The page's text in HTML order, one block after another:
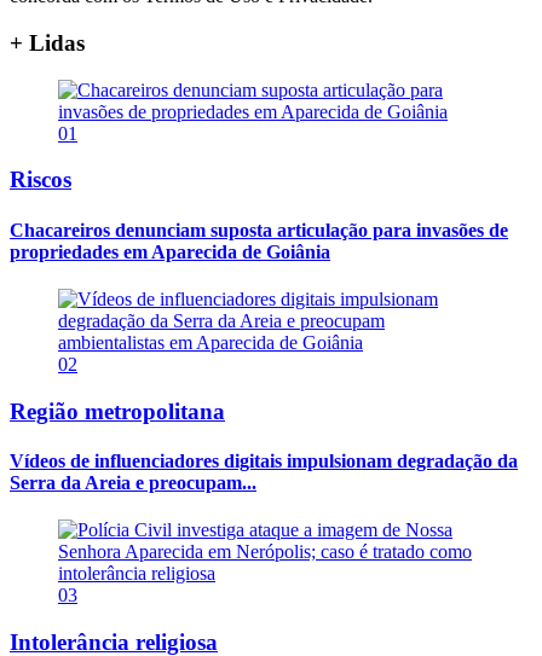
+ Lidas
01
Riscos
Chacareiros denunciam suposta articulação para invasões de
propriedades em Aparecida de Goiânia
02
Região metropolitana
Vídeos de influenciadores digitais impulsionam degradação da
Serra da Areia e preocupam...
03
Intolerância religiosa